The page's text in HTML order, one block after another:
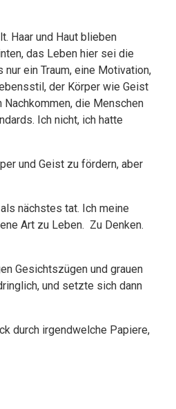
Haar und Haut blieben
das Leben hier sei die
ein Traum, eine Motivation,
der Körper wie Geist
die Menschen
Ich nicht, ich hatte
und Geist zu fördern, aber
nächstes tat. Ich meine
Art zu Leben. Zu Denken.
Gesichtszügen und grauen
und setzte sich dann
durch irgendwelche Papiere,